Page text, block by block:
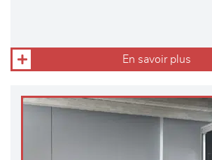
En savoir plus